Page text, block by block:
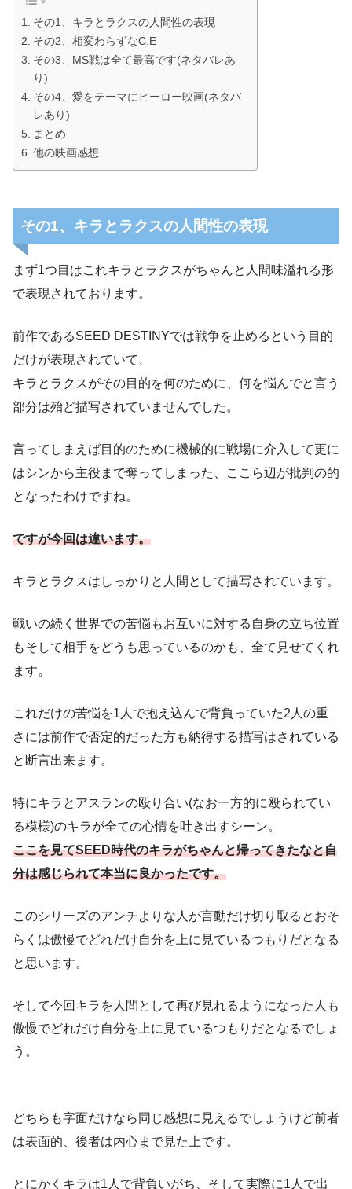
その1、キラとラクスの人間性の表現
その2、相変わらずなC.E
その3、MS戦は全て最高です(ネタバレあ
り)
その4、愛をテーマにヒーロー映画(ネタバ
レあり)
まとめ
他の映画感想
その1、キラとラクスの人間性の表現
まず1つ目はこれキラとラクスがちゃんと人間味溢れる形
で表現されております。
前作であるSEED DESTINYでは戦争を止めるという目的
だけが表現されていて、
キラとラクスがその目的を何のために、何を悩んでと言う
部分は殆ど描写されていませんでした。
言ってしまえば目的のために機械的に戦場に介入して更に
はシンから主役まで奪ってしまった、ここら辺が批判の的
となったわけですね。
ですが今回は違います。
キラとラクスはしっかりと人間として描写されています。
戦いの続く世界での苦悩もお互いに対する自身の立ち位置
もそして相手をどうも思っているのかも、全て見せてくれ
ます。
これだけの苦悩を1人で抱え込んで背負っていた2人の重
さには前作で否定的だった方も納得する描写はされている
と断言出来ます。
特にキラとアスランの殴り合い(なお一方的に殴られてい
る模様)のキラが全ての心情を吐き出すシーン。
ここを見てSEED時代のキラがちゃんと帰ってきたなと自
分は感じられて本当に良かったです。
このシリーズのアンチよりな人が言動だけ切り取るとおそ
らくは傲慢でどれだけ自分を上に見ているつもりだとなる
と思います。
そして今回キラを人間として再び見れるようになった人も
傲慢でどれだけ自分を上に見ているつもりだとなるでしょ
う。
どちらも字面だけなら同じ感想に見えるでしょうけど前者
は表面的、後者は内心まで見た上です。
とにかくキラは1人で背負いがち、そして実際に1人で出